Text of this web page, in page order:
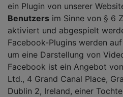
ein Plugin von unserer
Benutzers im Sinne von § 6
aktiviert und abgespielt
Facebook-Plugins werden
um eine Darstellung von
Facebook ist ein Angebot
Ltd., 4 Grand Canal Place,
Dublin 2, Ireland, einer